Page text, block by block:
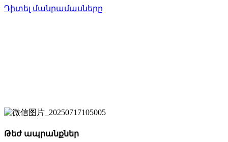
Դիտել մանրամասները
Թեժ ապրանքներ